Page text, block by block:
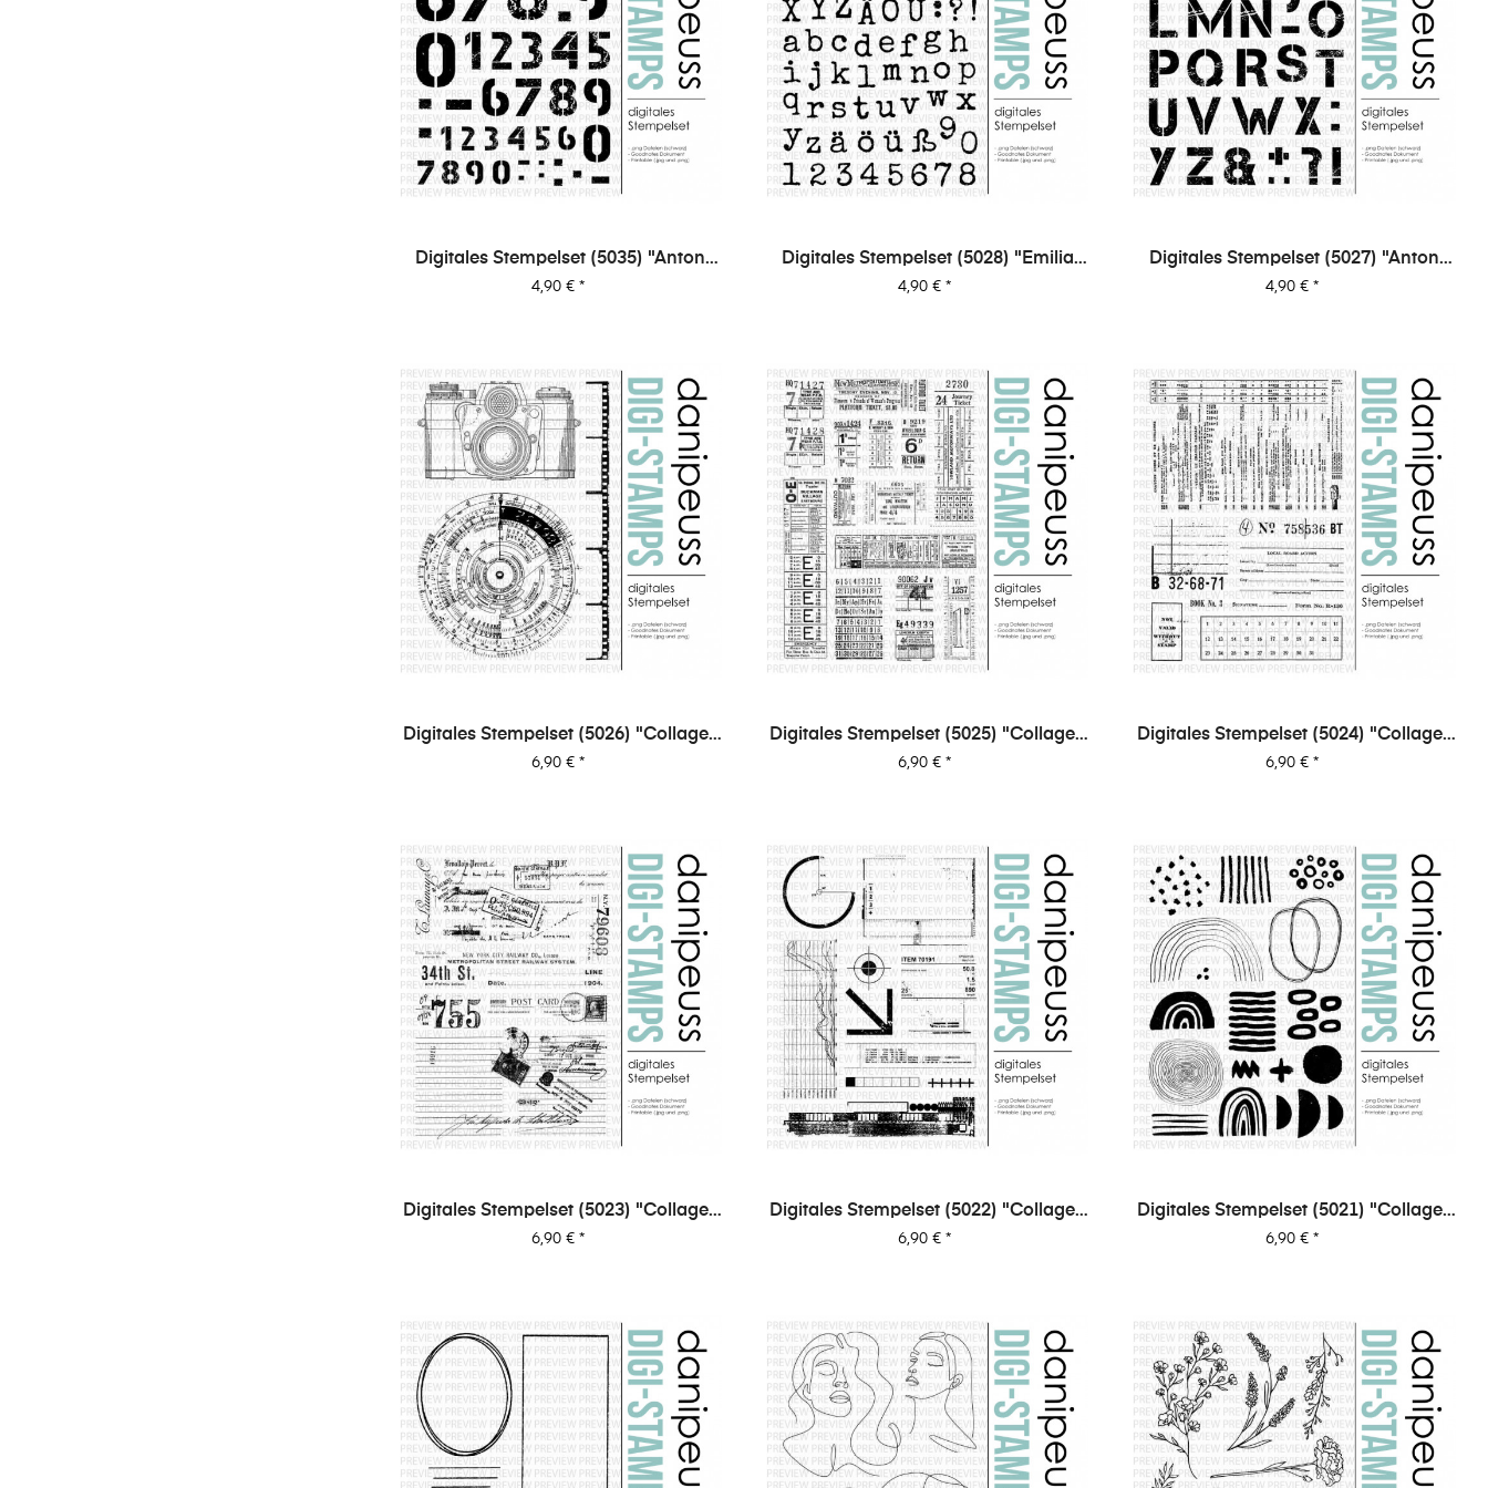
Digitales Stempelset (5035) "Anton
Ziffern"
Preis
4,90 €*
Digitales Stempelset (5028) "Emilia
XL"
Preis
4,90 € *
Digitales Stempelset (5027) "Anton
XL"
Preis
4,90 €*
Digitales Stempelset (5026) "Collage |
Fotografie"
Preis
6,90 €*
Digitales Stempelset (5025) "Collage |
Tickets"
Preis
6,90 € *
Digitales Stempelset (5024) "Collage |
Office"
Preis
6,90 €*
Digitales Stempelset (5023) "Collage |
Post"
Preis
6,90 €*
Digitales Stempelset (5022) "Collage |
Tec"
Preis
6,90 € *
Digitales Stempelset (5021) "Collage |
Abstrakt"
Preis
6,90 €*